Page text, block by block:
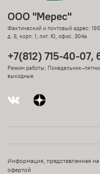
ООО "Мерес"
Фактический и почтовый адрес:
д. 8, корп. 1, лит. Ю, офис. 304а
+7(812) 715-40-07,
Режим работы:
выходные
Информация, представленная
офертой